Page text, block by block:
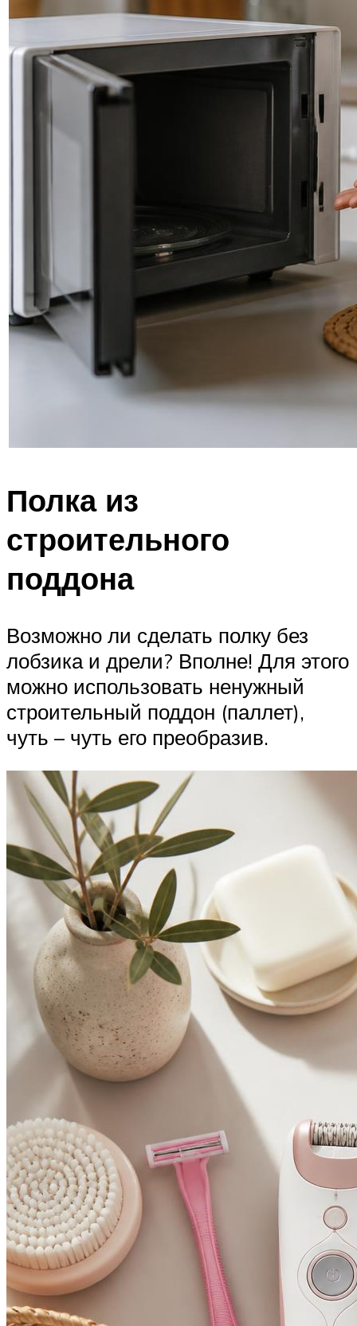
Полка из
строительного
поддона
Возможно ли сделать полку без
лобзика и дрели? Вполне! Для этого
можно использовать ненужный
строительный поддон (паллет),
чуть – чуть его преобразив.